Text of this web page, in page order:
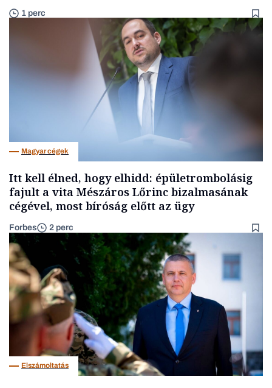
1 perc
Magyar cégek
Itt kell élned, hogy elhidd: épületrombolásig
fajult a vita Mészáros Lőrinc bizalmasának
cégével, most bíróság előtt az ügy
Forbes 2 perc
Elszámoltatás